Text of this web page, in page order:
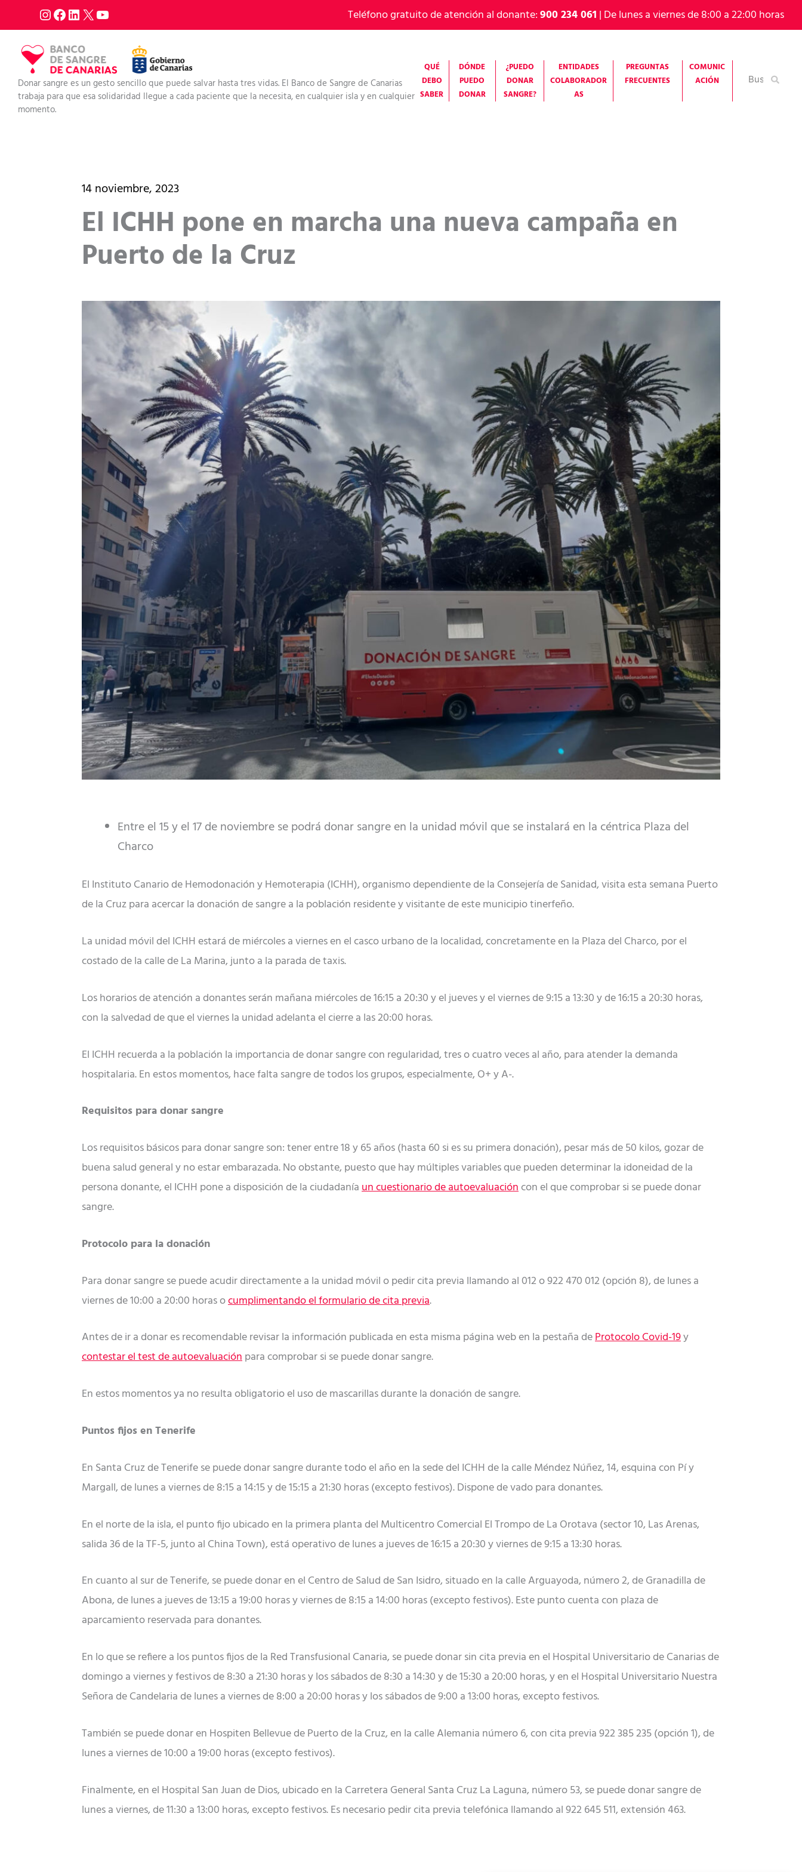
al
contenido
Teléfono gratuito de atención al donante:900 234 061 | De lunes a viernes de 8:00 a 22:00 horas
Donar sangre es un gesto sencillo que puede salvar hasta tres vidas. El Banco de Sangre de Canarias
trabaja para que esa solidaridad llegue a cada paciente que la necesita, en cualquier isla y en cualquier
momento.
QUÉ
DEBO
SABER
DÓNDE
PUEDO
DONAR
¿PUEDO
DONAR
SANGRE?
ENTIDADES
COLABORADOR
AS
PREGUNTAS
FRECUENTES
COMUNIC
ACIÓN
Buscar
14 noviembre, 2023
El ICHH pone en marcha una nueva campaña en
Puerto de la Cruz
Entre el 15 y el 17 de noviembre se podrá donar sangre en la unidad móvil que se instalará en la céntrica Plaza del
Charco
El Instituto Canario de Hemodonación y Hemoterapia (ICHH), organismo dependiente de la Consejería de Sanidad, visita esta semana Puerto
de la Cruz para acercar la donación de sangre a la población residente y visitante de este municipio tinerfeño.
La unidad móvil del ICHH estará de miércoles a viernes en el casco urbano de la localidad, concretamente en la Plaza del Charco, por el
costado de la calle de La Marina, junto a la parada de taxis.
Los horarios de atención a donantes serán mañana miércoles de 16:15 a 20:30 y el jueves y el viernes de 9:15 a 13:30 y de 16:15 a 20:30 horas,
con la salvedad de que el viernes la unidad adelanta el cierre a las 20:00 horas.
El ICHH recuerda a la población la importancia de donar sangre con regularidad, tres o cuatro veces al año, para atender la demanda
hospitalaria. En estos momentos, hace falta sangre de todos los grupos, especialmente, O+ y A-.
Requisitos para donar sangre
Los requisitos básicos para donar sangre son: tener entre 18 y 65 años (hasta 60 si es su primera donación), pesar más de 50 kilos, gozar de
buena salud general y no estar embarazada. No obstante, puesto que hay múltiples variables que pueden determinar la idoneidad de la
persona donante, el ICHH pone a disposición de la ciudadaníaun cuestionario de autoevaluacióncon el que comprobar si se puede donar
sangre.
Protocolo para la donación
Para donar sangre se puede acudir directamente a la unidad móvil o pedir cita previa llamando al 012 o 922 470 012 (opción 8), de lunes a
viernes de 10:00 a 20:00 horas ocumplimentando el formulario de cita previa.
Antes de ir a donar es recomendable revisar la información publicada en esta misma página web en la pestaña deProtocolo Covid-19y
contestar el test de autoevaluaciónpara comprobar si se puede donar sangre.
En estos momentos ya no resulta obligatorio el uso de mascarillas durante la donación de sangre.
Puntos fijos en Tenerife
En Santa Cruz de Tenerife se puede donar sangre durante todo el año en la sede del ICHH de la calle Méndez Núñez, 14, esquina con Pí y
Margall, de lunes a viernes de 8:15 a 14:15 y de 15:15 a 21:30 horas (excepto festivos). Dispone de vado para donantes.
En el norte de la isla, el punto fijo ubicado en la primera planta del Multicentro Comercial El Trompo de La Orotava (sector 10, Las Arenas,
salida 36 de la TF-5, junto al China Town), está operativo de lunes a jueves de 16:15 a 20:30 y viernes de 9:15 a 13:30 horas.
En cuanto al sur de Tenerife, se puede donar en el Centro de Salud de San Isidro, situado en la calle Arguayoda, número 2, de Granadilla de
Abona, de lunes a jueves de 13:15 a 19:00 horas y viernes de 8:15 a 14:00 horas (excepto festivos). Este punto cuenta con plaza de
aparcamiento reservada para donantes.
En lo que se refiere a los puntos fijos de la Red Transfusional Canaria, se puede donar sin cita previa en el Hospital Universitario de Canarias de
domingo a viernes y festivos de 8:30 a 21:30 horas y los sábados de 8:30 a 14:30 y de 15:30 a 20:00 horas, y en el Hospital Universitario Nuestra
Señora de Candelaria de lunes a viernes de 8:00 a 20:00 horas y los sábados de 9:00 a 13:00 horas, excepto festivos.
También se puede donar en Hospiten Bellevue de Puerto de la Cruz, en la calle Alemania número 6, con cita previa 922 385 235 (opción 1), de
lunes a viernes de 10:00 a 19:00 horas (excepto festivos).
Finalmente, en el Hospital San Juan de Dios, ubicado en la Carretera General Santa Cruz La Laguna, número 53, se puede donar sangre de
lunes a viernes, de 11:30 a 13:00 horas, excepto festivos. Es necesario pedir cita previa telefónica llamando al 922 645 511, extensión 463.